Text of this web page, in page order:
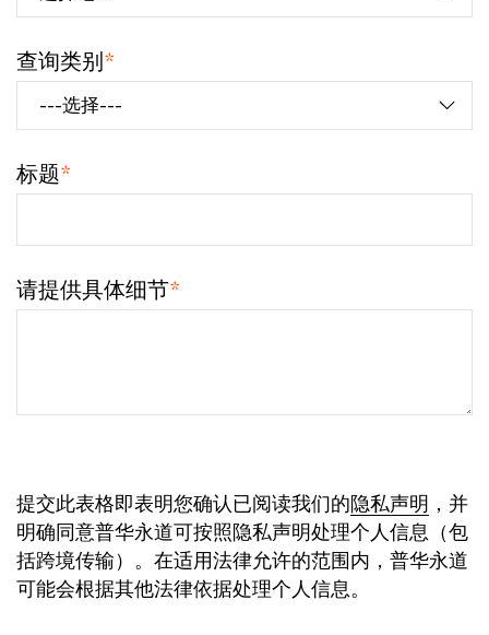
查询类别*
标题*
请提供具体细节*
提交此表格即表明您确认已阅读我们的隐私声明 ，并
明确同意普华永道可按照隐私声明处理个人信息（包
括跨境传输）。在适用法律允许的范围内，普华永道
可能会根据其他法律依据处理个人信息。